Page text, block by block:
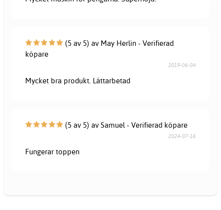
(5 av 5) av May Herlin - Verifierad
köpare
2019-06-04
Mycket bra produkt. Lättarbetad
(5 av 5) av Samuel - Verifierad köpare
2024-07-16
Fungerar toppen